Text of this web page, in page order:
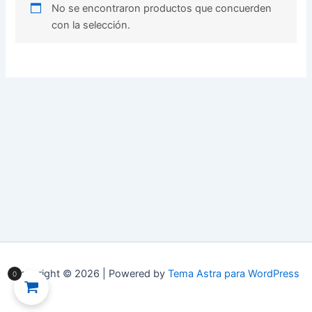
No se encontraron productos que concuerden
con la selección.
Copyright © 2026 | Powered by Tema Astra para WordPress
0